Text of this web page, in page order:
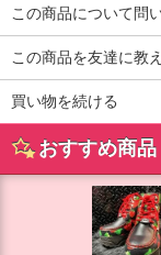
この商品について問
この商品を友達に教
買い物を続ける
おすすめ商品